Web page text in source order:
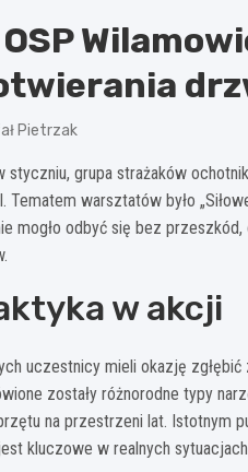
Pietrzak
styczniu, grupa strażaków
Tematem warsztatów było
mogło odbyć się bez
w akcji
uczestnicy mieli okazję
zostały różnorodne typy
na przestrzeni lat. Istotnym
kluczowe w realnych